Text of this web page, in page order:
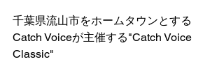
千葉県流山市をホームタウンとする
Catch Voiceが主催する"Catch Voice
Classic"